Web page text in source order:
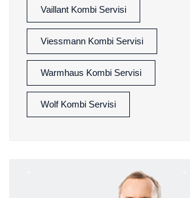
Vaillant Kombi Servisi
Viessmann Kombi Servisi
Warmhaus Kombi Servisi
Wolf Kombi Servisi